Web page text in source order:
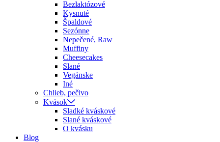
Bezlaktózové
Kysnuté
Špaldové
Sezónne
Nepečené, Raw
Muffiny
Cheesecakes
Slané
Vegánske
Iné
Chlieb, pečivo
Kvások
Sladké kváskové
Slané kváskové
O kvásku
Blog